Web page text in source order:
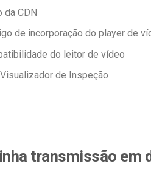
da CDN
de incorporação do player de
do leitor de vídeo
de Inspeção
transmissão em